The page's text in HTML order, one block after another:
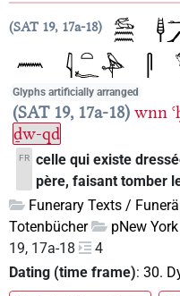
SAT 19, 17a-18
Glyphs artificially arranged
SAT 19, 17a-18 wnn
ḏw-qd
FR celle qui existe
père, faisant tomber
Funerary Texts /
Totenbücher
pNew
19, 17a-18
4
Dating (time frame): 30.